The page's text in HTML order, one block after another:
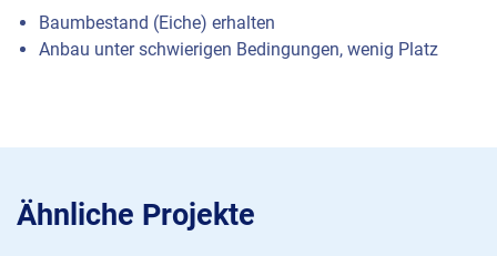
Baumbestand (Eiche) erhalten
Anbau unter schwierigen Bedingungen, wenig Platz
Ähnliche Projekte